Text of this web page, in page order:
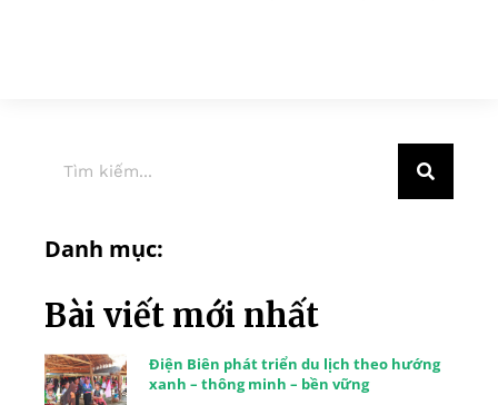
Danh mục:
Bài viết mới nhất
Điện Biên phát triển du lịch theo hướng
xanh – thông minh – bền vững